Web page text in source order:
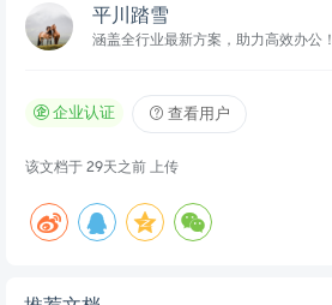
平川踏雪
涵盖全行业最新方案，助力高效办公！
企业认证 查看用户
该文档于 29天之前 上传